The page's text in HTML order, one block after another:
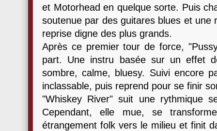
et Motorhead en quelque sorte. Puis
soutenue par des guitares blues et une
reprise digne des plus grands.
Après ce premier tour de force,
part. Une instru basée sur un effet
sombre, calme, bluesy. Suivi encore
inclassable, puis reprend pour se finir
"Whiskey River" suit une rythmique
Cependant, elle mue, se
étrangement folk vers le milieu et finit